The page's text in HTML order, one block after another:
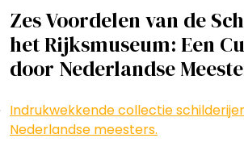
Zes Voordelen van de
het Rijksmuseum: Een
door Nederlandse
Indrukwekkende collectie
Nederlandse meesters.